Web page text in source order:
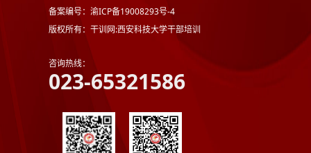
备案编号：渝ICP备19008293号-4
版权所有：干训网:西安科技大学干部培训
咨询热线：
023-65321586